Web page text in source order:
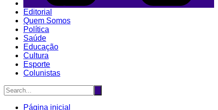
Editorial
Quem Somos
Política
Saúde
Educação
Cultura
Esporte
Colunistas
Página inicial